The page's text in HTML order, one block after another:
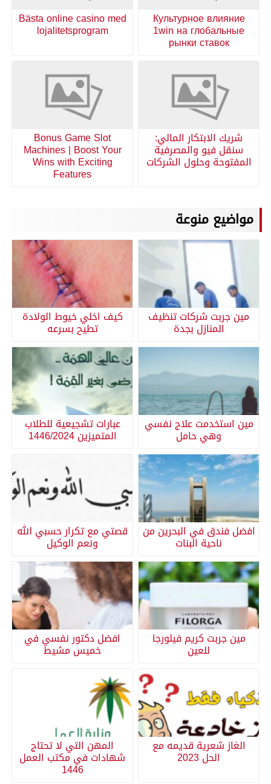
Культурное влияние
1win на глобальные
рынки ставок
Bästa online casino med
lojalitetsprogram
شريك الابتكار المالي:
سنقل فيو والمصرفية
المفتوحة وحلول الشركات
Bonus Game Slot
Machines | Boost Your
Wins with Exciting
Features
مواضيع منوعة
مين جربت شركات تنظيف
المنازل بجدة
كيف اخلي خيوط الولادة
تطيح بسرعه
مين استخدمت علاج نفسي
وهي حامل
عبارات تشجيعية للطلاب
المتميزين 1446/2024
افضل فندق في البحرين من
ناحية البنات
قصتي مع تكرار حسبي الله
ونعم الوكيل
مين جربت كريم فيلورجا
للعين
افضل دكتور نفسي في
خميس مشيط
الغاز شعرية قديمه مع
الحل 2023
المهن التي لا تحتاج
شهادات في مكتب العمل
1446